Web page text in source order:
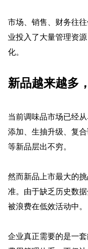
市场、销售、财务往
业投入了大量管理资
化。
新品越来越多
当前调味品市场已经
添加、生抽升级、复
等新品层出不穷。
然而新品上市最大的
准。由于缺乏历史数
被浪费在低效活动中。
企业真正需要的是一